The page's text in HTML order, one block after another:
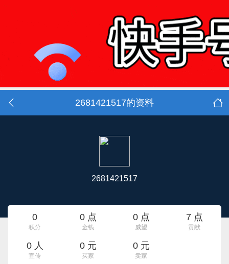
2681421517的资料
2681421517
0
积分
0 点
金钱
0 点
威望
7 点
贡献
0 人
宣传
0 元
买家
0 元
卖家